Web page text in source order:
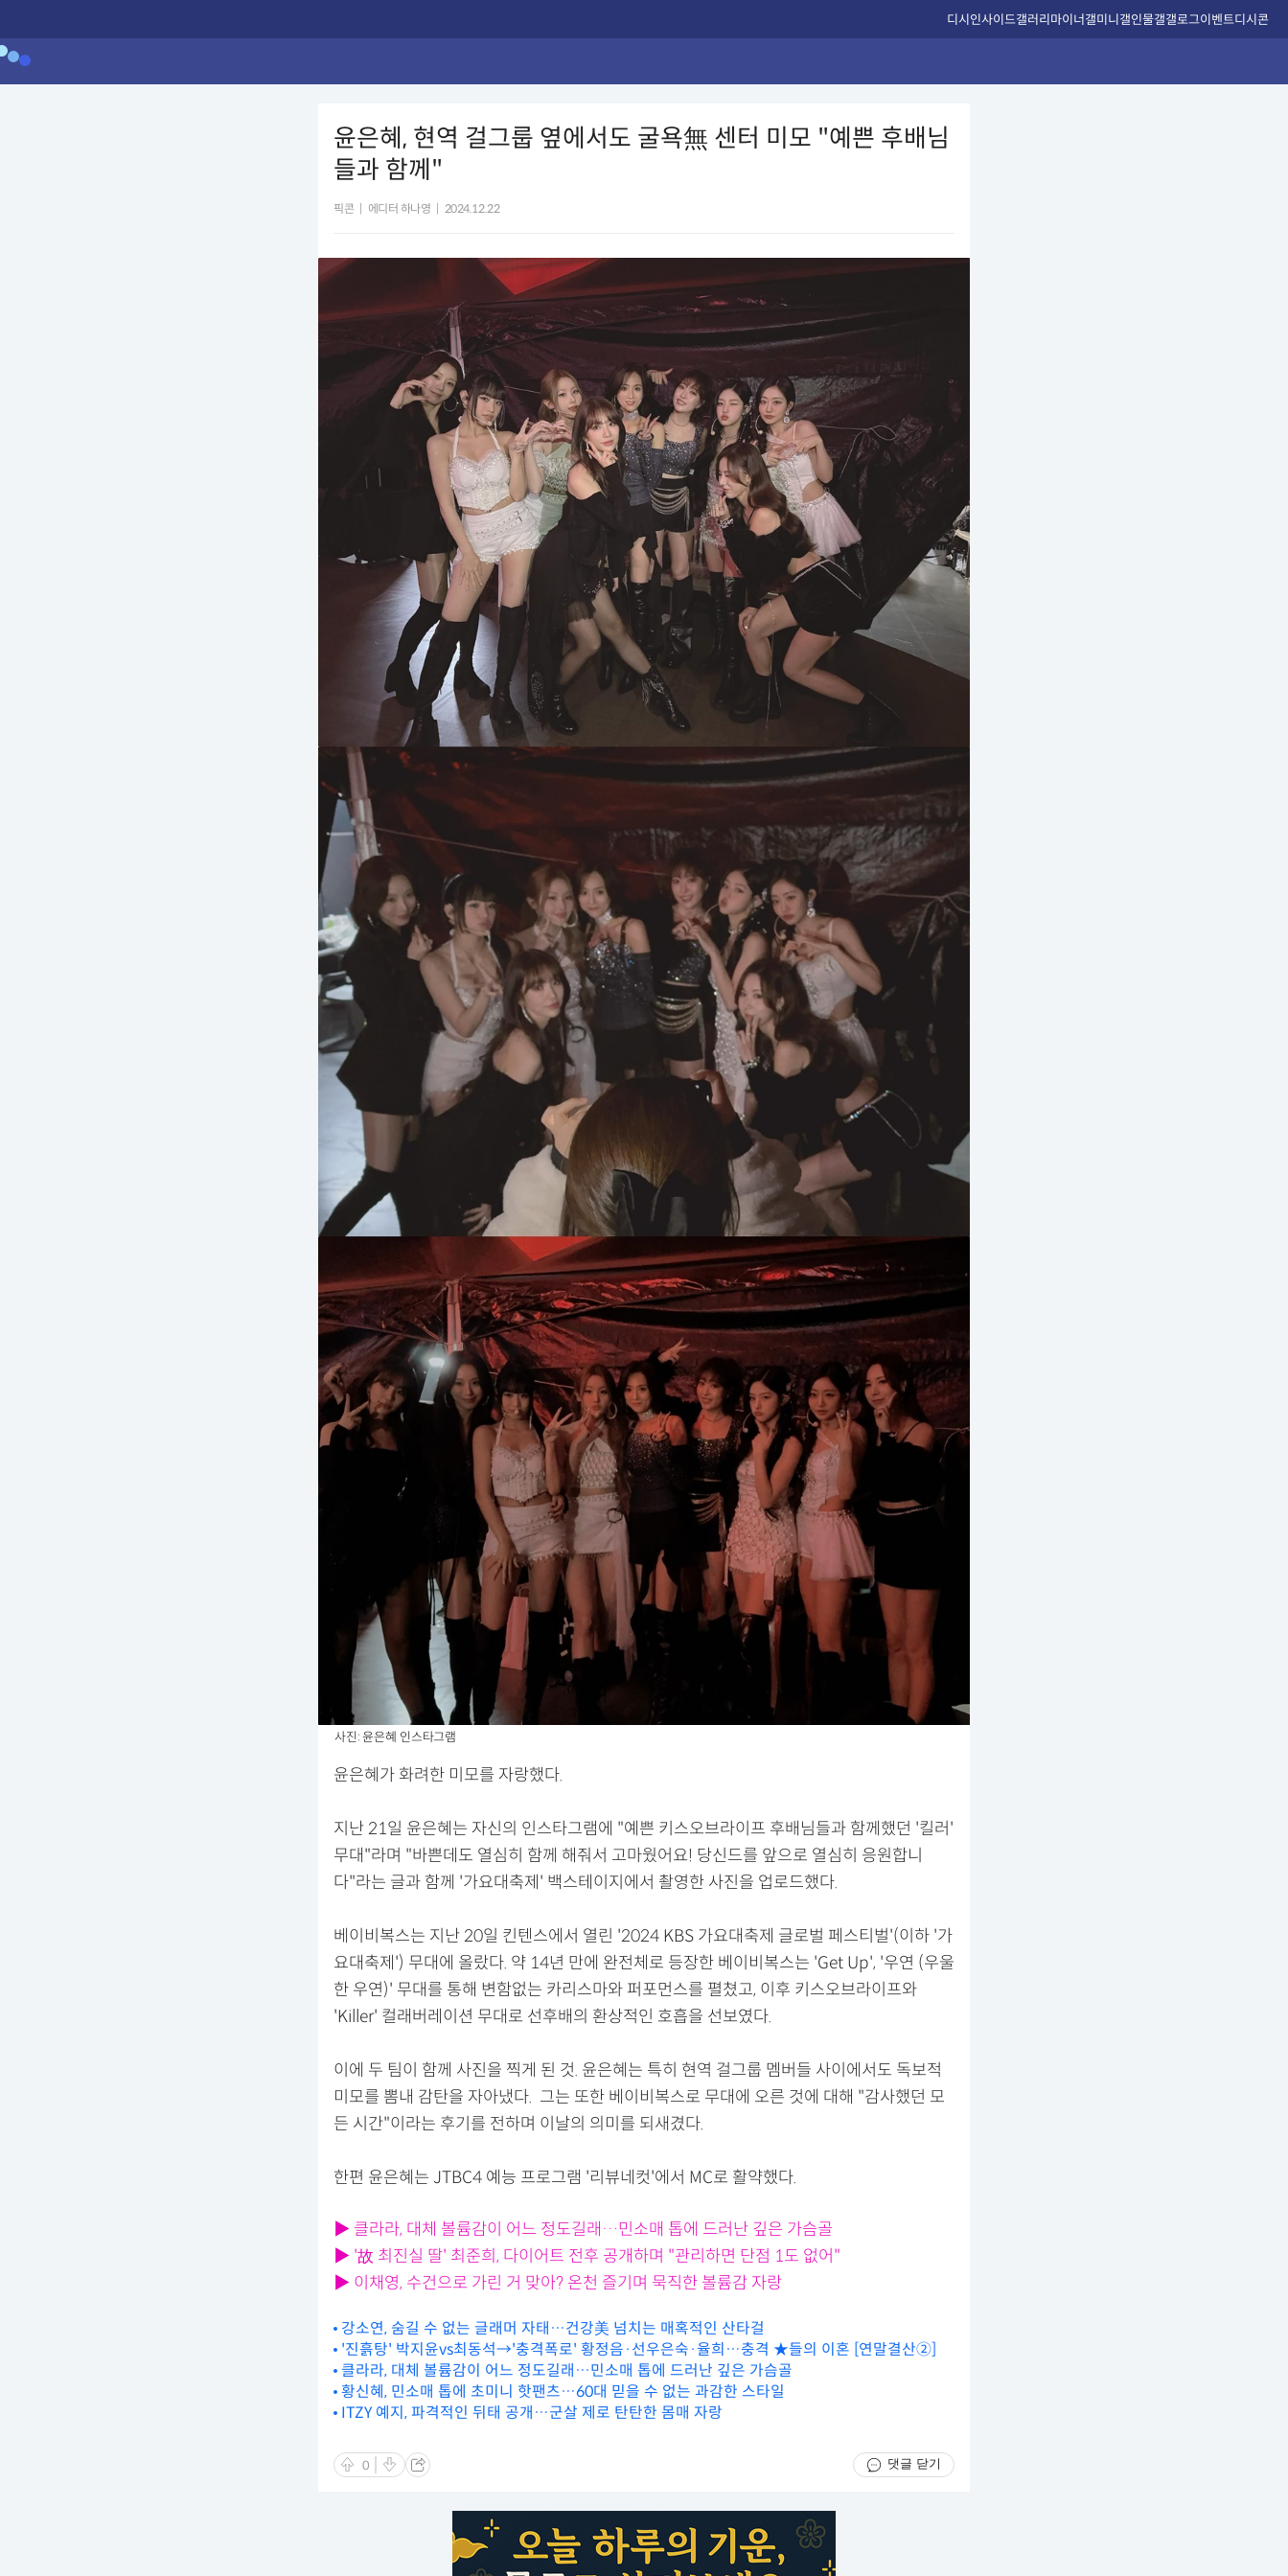
디시인사이드갤러리마이너갤미니갤인물갤갤로그이벤트디시콘
윤은혜, 현역 걸그룹 옆에서도 굴욕無 센터 미모 "예쁜 후배님
들과 함께"
픽콘 에디터 하나영 2024.12.22
사진: 윤은혜 인스타그램
윤은혜가 화려한 미모를 자랑했다.
지난 21일 윤은혜는 자신의 인스타그램에 "예쁜 키스오브라이프 후배님들과 함께했던 '킬러'
무대"라며 "바쁜데도 열심히 함께 해줘서 고마웠어요! 당신드를 앞으로 열심히 응원합니
다"라는 글과 함께 '가요대축제' 백스테이지에서 촬영한 사진을 업로드했다.
베이비복스는 지난 20일 킨텐스에서 열린 '2024 KBS 가요대축제 글로벌 페스티벌'(이하 '가
요대축제') 무대에 올랐다. 약 14년 만에 완전체로 등장한 베이비복스는 'Get Up', '우연 (우울
한 우연)' 무대를 통해 변함없는 카리스마와 퍼포먼스를 펼쳤고, 이후 키스오브라이프와
'Killer' 컬래버레이션 무대로 선후배의 환상적인 호흡을 선보였다.
이에 두 팀이 함께 사진을 찍게 된 것. 윤은혜는 특히 현역 걸그룹 멤버들 사이에서도 독보적
미모를 뽐내 감탄을 자아냈다. 그는 또한 베이비복스로 무대에 오른 것에 대해 "감사했던 모
든 시간"이라는 후기를 전하며 이날의 의미를 되새겼다.
한편 윤은혜는 JTBC4 예능 프로그램 '리뷰네컷'에서 MC로 활약했다.
▶ 클라라, 대체 볼륨감이 어느 정도길래…민소매 톱에 드러난 깊은 가슴골
▶ '故 최진실 딸' 최준희, 다이어트 전후 공개하며 "관리하면 단점 1도 없어"
▶ 이채영, 수건으로 가린 거 맞아? 온천 즐기며 묵직한 볼륨감 자랑
강소연, 숨길 수 없는 글래머 자태…건강美 넘치는 매혹적인 산타걸
'진흙탕' 박지윤vs최동석→'충격폭로' 황정음·선우은숙·율희…충격 ★들의 이혼 [연말결산②]
클라라, 대체 볼륨감이 어느 정도길래…민소매 톱에 드러난 깊은 가슴골
황신혜, 민소매 톱에 초미니 핫팬츠…60대 믿을 수 없는 과감한 스타일
ITZY 예지, 파격적인 뒤태 공개…군살 제로 탄탄한 몸매 자랑
0 댓글 닫기